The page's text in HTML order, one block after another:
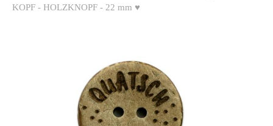
KOPF - HOLZKNOPF - 22 mm ♥